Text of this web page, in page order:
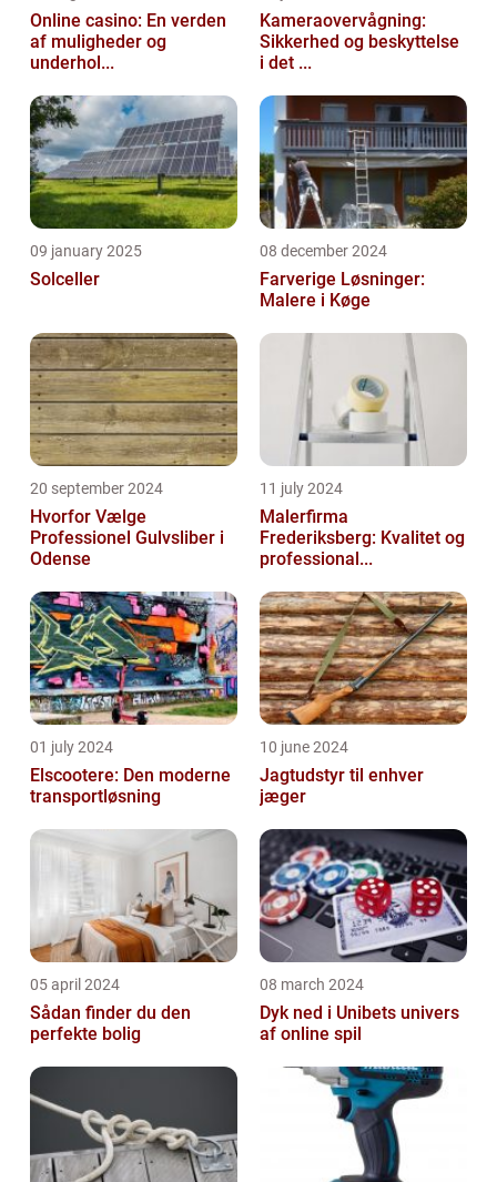
Online casino: En verden
af muligheder og
underhol...
Kameraovervågning:
Sikkerhed og beskyttelse
i det ...
09 january 2025
Solceller
08 december 2024
Farverige Løsninger:
Malere i Køge
20 september 2024
Hvorfor Vælge
Professionel Gulvsliber i
Odense
11 july 2024
Malerfirma
Frederiksberg: Kvalitet og
professional...
01 july 2024
Elscootere: Den moderne
transportløsning
10 june 2024
Jagtudstyr til enhver
jæger
05 april 2024
Sådan finder du den
perfekte bolig
08 march 2024
Dyk ned i Unibets univers
af online spil